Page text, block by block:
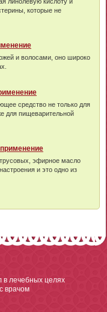
которые не
и волосами, оно широко
средство не только для
для пищеварительной
эфирное масло
и это одно из
в лечебных целях
врачом